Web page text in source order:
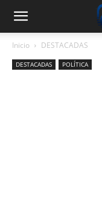
Inicio DESTACADAS
DESTACADAS POLÍTICA